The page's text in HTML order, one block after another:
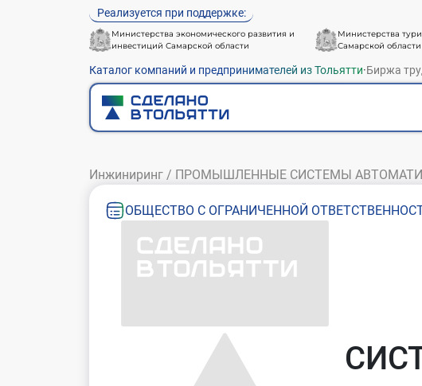
Реализуется при поддержке:
Министерства экономического развития и
инвестиций Самарской области
Министерства
Самарской области
Каталог компаний и предпринимателей из Тольятти·Биржа
Инжиниринг / ПРОМЫШЛЕННЫЕ СИСТЕМЫ
ОБЩЕСТВО С ОГРАНИЧЕННОЙ